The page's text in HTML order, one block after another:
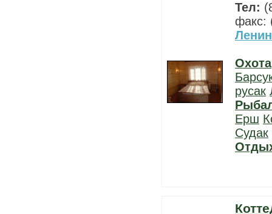
Тел:
факс:
Охота
русак
Ерш
Судак